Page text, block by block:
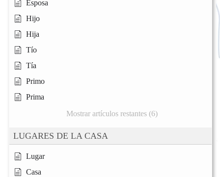
Esposa
Hijo
Hija
Tío
Tía
Primo
Prima
Mostrar artículos restantes (6)
LUGARES DE LA CASA
Lugar
Casa